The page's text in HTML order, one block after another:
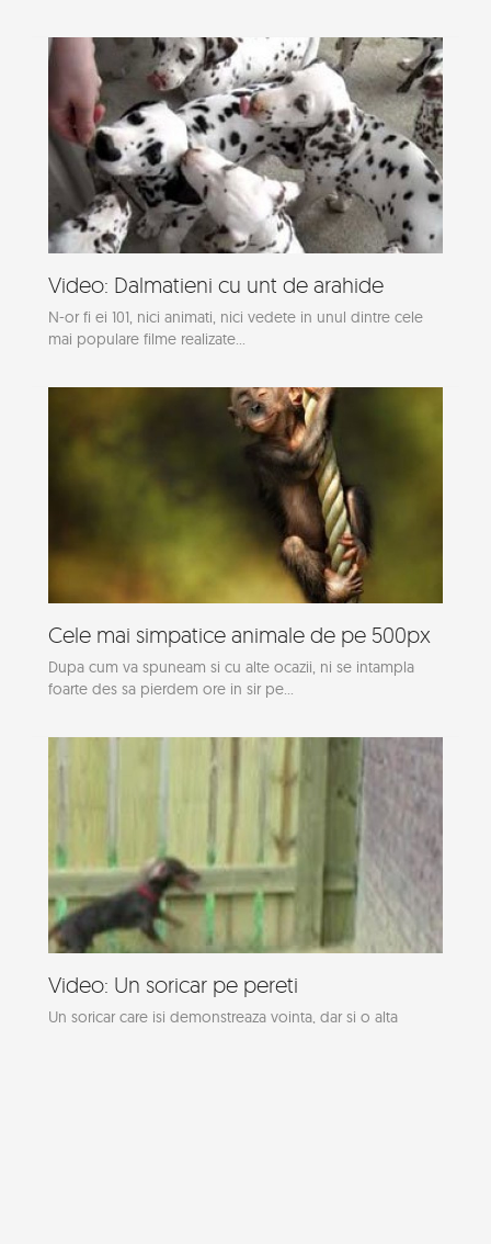
Video: Dalmatieni cu unt de arahide
N-or fi ei 101, nici animati, nici vedete in unul dintre cele
mai populare filme realizate...
Cele mai simpatice animale de pe 500px
Dupa cum va spuneam si cu alte ocazii, ni se intampla
foarte des sa pierdem ore in sir pe...
Video: Un soricar pe pereti
Un soricar care isi demonstreaza vointa, dar si o alta